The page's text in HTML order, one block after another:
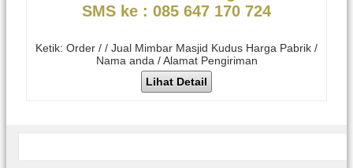
SMS ke : 085 647 170 724
Ketik: Order / / Jual Mimbar Masjid Kudus Harga Pabrik /
Nama anda / Alamat Pengiriman
Lihat Detail